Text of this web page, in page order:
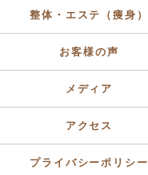
整体・エステ（痩身）
お客様の声
メディア
アクセス
プライバシーポリシー